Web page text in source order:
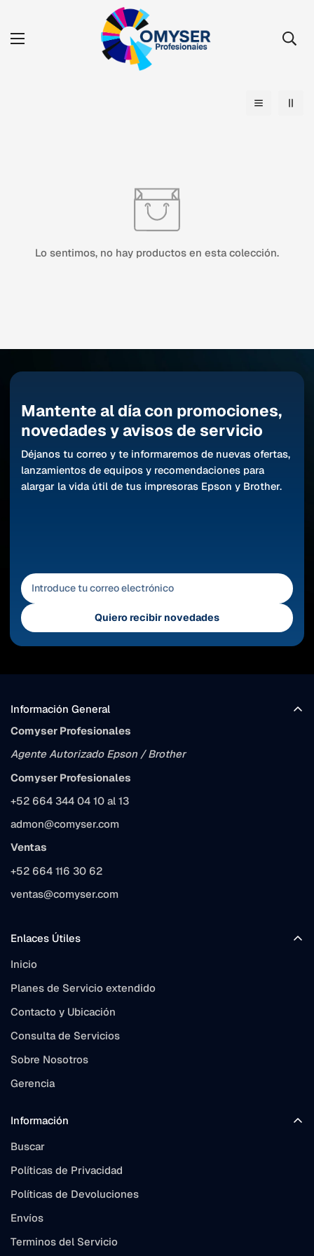
Lo sentimos, no hay productos en esta colección.
Mantente al día con promociones,
novedades y avisos de servicio
Déjanos tu correo y te informaremos de nuevas ofertas,
lanzamientos de equipos y recomendaciones para
alargar la vida útil de tus impresoras Epson y Brother.
Quiero recibir novedades
Información General
Comyser Profesionales
Agente Autorizado Epson / Brother
Comyser Profesionales
+52 664 344 04 10 al 13
admon@comyser.com
Ventas
+52 664 116 30 62
ventas@comyser.com
Enlaces Útiles
Inicio
Planes de Servicio extendido
Contacto y Ubicación
Consulta de Servicios
Sobre Nosotros
Gerencia
Información
Buscar
Políticas de Privacidad
Políticas de Devoluciones
Envíos
Terminos del Servicio
Are you 18 years old or older?